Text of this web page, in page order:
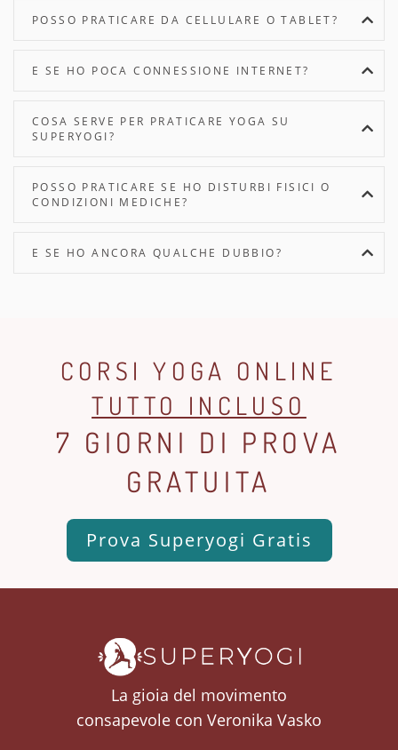
POSSO PRATICARE DA CELLULARE O TABLET?
E SE HO POCA CONNESSIONE INTERNET?
COSA SERVE PER PRATICARE YOGA SU
SUPERYOGI?
POSSO PRATICARE SE HO DISTURBI FISICI O
CONDIZIONI MEDICHE?
E SE HO ANCORA QUALCHE DUBBIO?
CORSI YOGA ONLINE
TUTTO INCLUSO
7 GIORNI DI PROVA
GRATUITA
Prova Superyogi Gratis
La gioia del movimento
consapevole con Veronika Vasko